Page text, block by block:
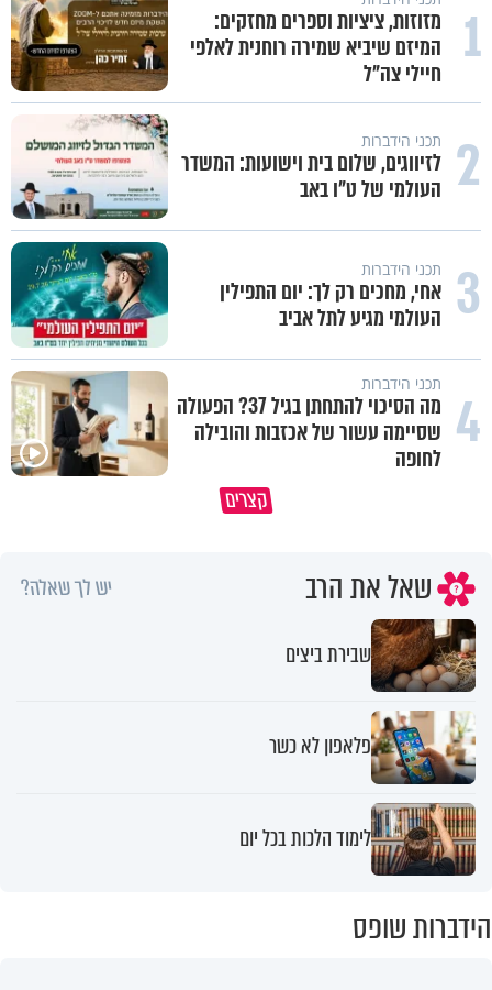
1
מזוזות, ציציות וספרים מחזקים:
המיזם שיביא שמירה רוחנית לאלפי
חיילי צה"ל
2 תכני הידברות
לזיווגים, שלום בית וישועות: המשדר
העולמי של ט"ו באב
3 תכני הידברות
אחי, מחכים רק לך: יום התפילין
העולמי מגיע לתל אביב
4 תכני הידברות
מה הסיכוי להתחתן בגיל 37? הפעולה
שסיימה עשור של אכזבות והובילה
לחופה
קצרים
תהיו אהרון הכהן - תשכינו שלום
כל קושי שחווית היה ניסיון
שאל את הרב יש לך שאלה?
שבירת ביצים
פלאפון לא כשר
לימוד הלכות בכל יום
הידברות שופס